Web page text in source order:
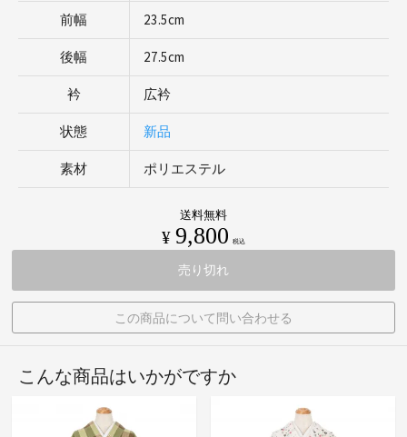
前幅 23.5cm
後幅 27.5cm
衿 広衿
状態 新品
素材 ポリエステル
送料無料
¥9,800 税込
売り切れ
この商品について問い合わせる
こんな商品はいかがですか